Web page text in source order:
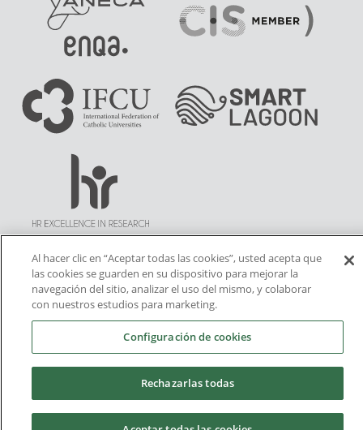
Al hacer clic en “Aceptar todas las cookies”, usted acepta que
las cookies se guarden en su dispositivo para mejorar la
navegación del sitio, analizar el uso del mismo, y colaborar
con nuestros estudios para marketing.
Configuración de cookies
Rechazarlas todas